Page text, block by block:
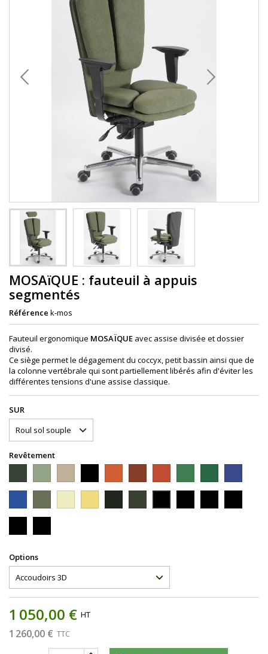
MOSAïQUE : fauteuil à appuis
segmentés
Référence k-mos
Fauteuil ergonomique MOSAÏQUE avec assise divisée et dossier
divisé.
Ce siège permet le dégagement du coccyx, petit bassin ainsi que de
la colonne vertébrale qui sont partiellement libérés afin d'éviter les
différentes tensions d'une assise classique.
SUR
Revêtement
Tissus
fantaisie
Tissus
fantaisie
Tissus
uni
Tissus
fantaisie
Tissus
uni
Tissus
uni
Tissus
chine
Tissus
uni
Tissus
chiné
Tissus
Uni
Tissus
chiné
Tissus
uni
Tissus Tissus Tissus Tissus
Tissus Tissus Tissus Tissus
Tissus
feu
Tissus
vert
d'eau
Options
1 050,00 € HT
1 260,00 € TTC